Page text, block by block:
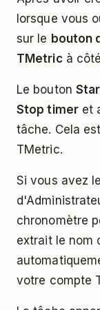
lorsque vous
sur le bouton
TMetricà
Le bouton
Stop timeret
tâche. Cela
TMetric.
Si vous avez
chronomètre
extrait le nom
votre compte